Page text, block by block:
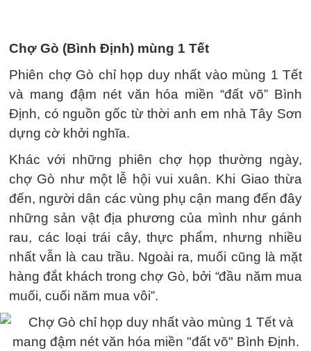
Chợ Gò (Bình Định) mùng 1 Tết
Phiên chợ Gò chỉ họp duy nhất vào mùng 1 Tết
và mang đậm nét văn hóa miền “đất võ” Bình
Định, có nguồn gốc từ thời anh em nhà Tây Sơn
dựng cờ khởi nghĩa.
Khác với những phiên chợ họp thường ngày,
chợ Gò như một lễ hội vui xuân. Khi Giao thừa
đến, người dân các vùng phụ cận mang đến đây
những sản vật địa phương của mình như gánh
rau, các loại trái cây, thực phẩm, nhưng nhiều
nhất vẫn là cau trầu. Ngoài ra, muối cũng là mặt
hàng đắt khách trong chợ Gò, bởi “đầu năm mua
muối, cuối năm mua vôi”.